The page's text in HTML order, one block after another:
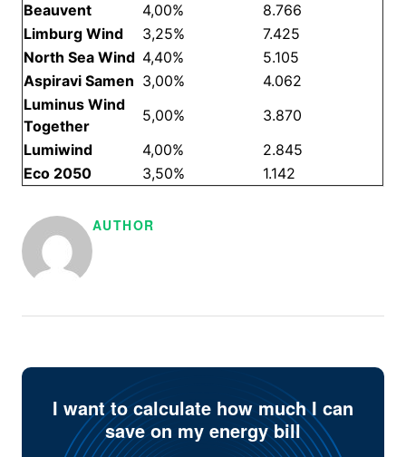
Beauvent
4,00%
8.766
Limburg Wind
3,25%
7.425
North Sea Wind 4,40%
5.105
Aspiravi Samen 3,00%
4.062
Luminus Wind
Together
5,00%
3.870
Lumiwind
4,00%
2.845
Eco 2050
3,50% 1.142
AUTHOR
I want to calculate how much I can
save on my energy bill